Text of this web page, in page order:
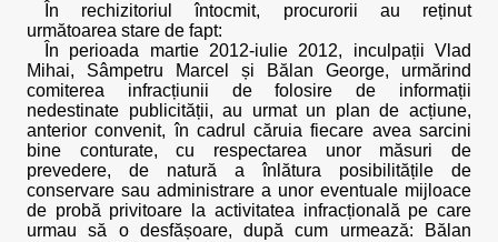
În rechizitoriul întocmit, procurorii au reținut
următoarea stare de fapt:
În perioada martie 2012-iulie 2012, inculpații Vlad
Mihai, Sâmpetru Marcel și Bălan George, urmărind
comiterea infracțiunii de folosire de informații
nedestinate publicității, au urmat un plan de acțiune,
anterior convenit, în cadrul căruia fiecare avea sarcini
bine conturate, cu respectarea unor măsuri de
prevedere, de natură a înlătura posibilitățile de
conservare sau administrare a unor eventuale mijloace
de probă privitoare la activitatea infracțională pe care
urmau să o desfășoare, după cum urmează: Bălan